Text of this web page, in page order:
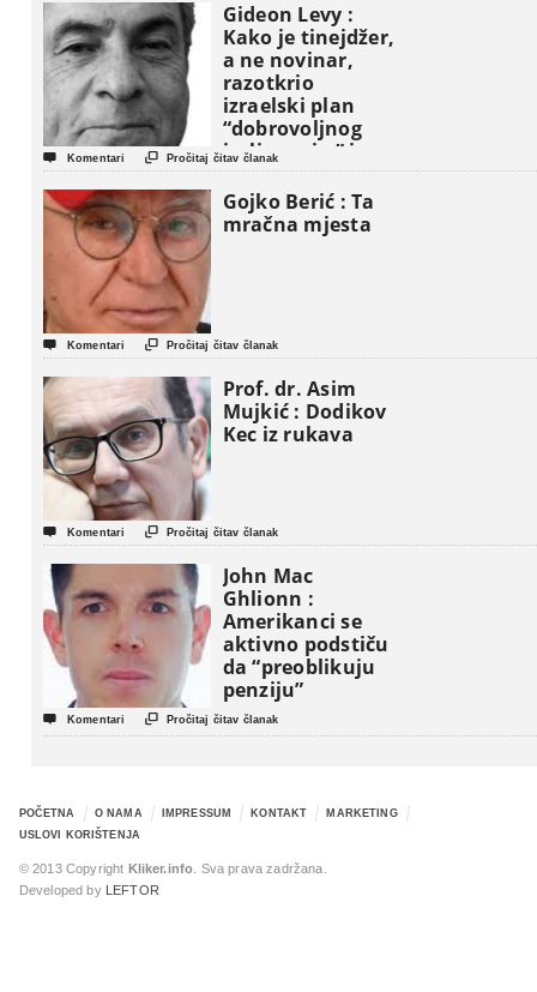
Gideon Levy :
Kako je tinejdžer,
a ne novinar,
razotkrio
izraelski plan
“dobrovoljnog
iseljavanja ” iz
Gaze
 Komentari  Pročitaj čitav članak
Gojko Berić : Ta
mračna mjesta
 Komentari  Pročitaj čitav članak
Prof. dr. Asim
Mujkić : Dodikov
Kec iz rukava
 Komentari  Pročitaj čitav članak
John Mac
Ghlionn :
Amerikanci se
aktivno podstiču
da “preoblikuju
penziju”
 Komentari  Pročitaj čitav članak
POČETNA O NAMA IMPRESSUM KONTAKT
MARKETING
USLOVI KORIŠTENJA
© 2013 Copyright Kliker.info . Sva prava zadržana.
Developed by
LEFTOR